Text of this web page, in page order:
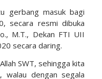
gerbang masuk bagi
secara resmi dibuka
M.T., Dekan FTI UII
secara daring.
SWT, sehingga kita
walau dengan segala